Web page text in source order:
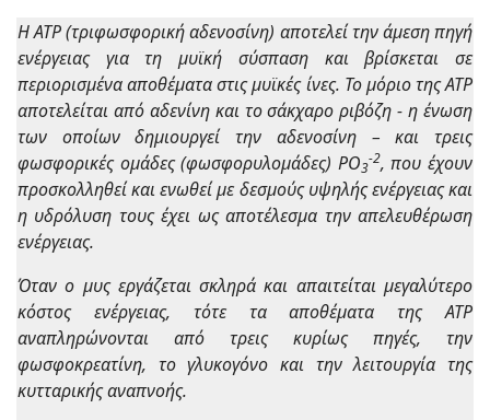
Η ΑΤΡ (τριφωσφορική αδενοσίνη) αποτελεί την άμεση πηγή
ενέργειας για τη μυϊκή σύσπαση και βρίσκεται σε
περιορισμένα αποθέματα στις μυϊκές ίνες. Το μόριο της ΑΤΡ
αποτελείται από αδενίνη και το σάκχαρο ριβόζη - η ένωση
των οποίων δημιουργεί την αδενοσίνη – και τρεις
φωσφορικές ομάδες (φωσφορυλομάδες) PO3
-2, που έχουν
προσκολληθεί και ενωθεί με δεσμούς υψηλής ενέργειας και
η υδρόλυση τους έχει ως αποτέλεσμα την απελευθέρωση
ενέργειας.
Όταν ο μυς εργάζεται σκληρά και απαιτείται μεγαλύτερο
κόστος ενέργειας, τότε τα αποθέματα της ΑΤΡ
αναπληρώνονται από τρεις κυρίως πηγές, την
φωσφοκρεατίνη, το γλυκογόνο και την λειτουργία της
κυτταρικής αναπνοής.